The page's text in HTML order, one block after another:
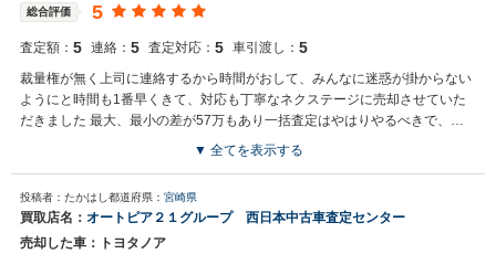
総合評価 5
査定額： 5 連絡： 5 査定対応： 5 車引渡し： 5
裁量権が無く上司に連絡するから時間がおして、みんなに迷惑が掛からない
ようにと時間も1番早くきて、対応も丁寧なネクステージに売却させていた
だきました 最大、最小の差が57万もあり一括査定はやはりやるべきで、や
ってよかったと思っています 次回も売却時は活用させていただきます
買取店からの返信
お世話になっております。株式会社ネクステージでございます。この
度はネクステージをご利用いただきまして誠にありがとうございまし
た。弊社スタッフの接客をお褒め頂き光栄です。今後もご満足いただ
▼ 全てを表示する
投稿者：たかはし 都道府県： 宮崎県
買取店名： オートピア２１グループ 西日本中古車査定センター
売却した車：トヨタノア